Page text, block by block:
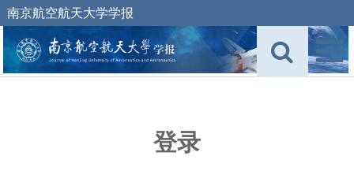
南京航空航天大学学报
登录